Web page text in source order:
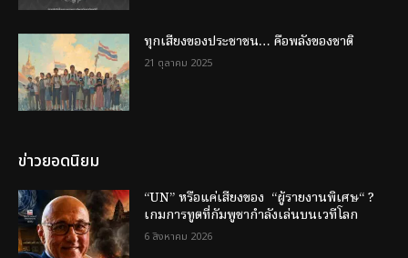
ทุกเสียงของประชาชน… คือพลังของชาติ
21 ตุลาคม 2025
ข่าวยอดนิยม
“UN” หรือแค่เสียงของ “ผู้รายงานพิเศษ“ ?
เกมการทูตที่กัมพูชากำลังเล่นบนเวทีโลก
6 สิงหาคม 2026